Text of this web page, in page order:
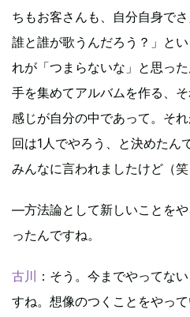
ちもお客さんも、自分自身で
誰と誰が歌うんだろう？」と
れが「つまらないな」と思っ
手を集めてアルバムを作る、
感じが自分の中であって。そ
回は1人でやろう、と決めたん
みんなに言われましたけど（笑
―方法論として新しいことを
ったんですね。
古川 ：そう。今までやってな
すね。想像のつくことをやっ